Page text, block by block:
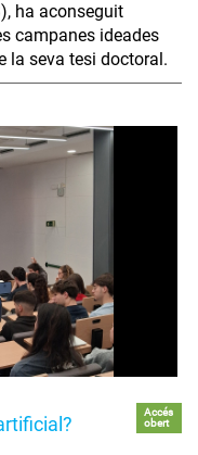
ha aconseguit
campanes ideades
la seva tesi doctoral.
Accés
obert